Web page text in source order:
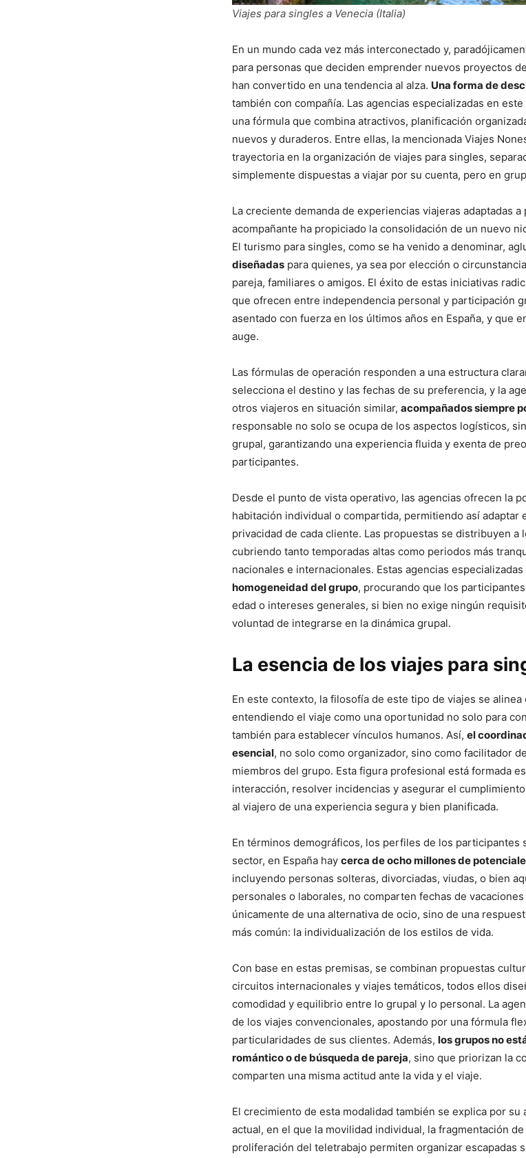
Viajes para singles a Venecia (Italia)
En un mundo cada vez más interconectado y,
para personas que deciden emprender nuevos proyectos
han convertido en una tendencia al alza. Una forma de
también con compañía. Las agencias especializadas en
una fórmula que combina atractivos, planificación
nuevos y duraderos. Entre ellas, la mencionada Viajes
trayectoria en la organización de viajes para singles,
simplemente dispuestas a viajar por su cuenta, pero en
La creciente demanda de experiencias viajeras adaptadas
acompañante ha propiciado la consolidación de un nuevo
El turismo para singles, como se ha venido a denominar,
diseñadas para quienes, ya sea por elección o
pareja, familiares o amigos. El éxito de estas iniciativas
que ofrecen entre independencia personal y participación
asentado con fuerza en los últimos años en España, y que
auge.
Las fórmulas de operación responden a una estructura
selecciona el destino y las fechas de su preferencia, y la
otros viajeros en situación similar, acompañados siempre
responsable no solo se ocupa de los aspectos logísticos,
grupal, garantizando una experiencia fluida y exenta de
participantes.
Desde el punto de vista operativo, las agencias ofrecen la
habitación individual o compartida, permitiendo así adaptar
privacidad de cada cliente. Las propuestas se distribuyen a
cubriendo tanto temporadas altas como periodos más
nacionales e internacionales. Estas agencias
homogeneidad del grupo, procurando que los
edad o intereses generales, si bien no exige ningún
voluntad de integrarse en la dinámica grupal.
La esencia de los viajes para
En este contexto, la filosofía de este tipo de viajes se
entendiendo el viaje como una oportunidad no solo para
también para establecer vínculos humanos. Así, el
esencial, no solo como organizador, sino como facilitador
miembros del grupo. Esta figura profesional está formada
interacción, resolver incidencias y asegurar el
al viajero de una experiencia segura y bien planificada.
En términos demográficos, los perfiles de los participantes
sector, en España hay cerca de ocho millones de
incluyendo personas solteras, divorciadas, viudas, o bien
personales o laborales, no comparten fechas de
únicamente de una alternativa de ocio, sino de una
más común: la individualización de los estilos de vida.
Con base en estas premisas, se combinan propuestas
circuitos internacionales y viajes temáticos, todos ellos
comodidad y equilibrio entre lo grupal y lo personal. La
de los viajes convencionales, apostando por una fórmula
particularidades de sus clientes. Además, los grupos no
romántico o de búsqueda de pareja, sino que priorizan la
comparten una misma actitud ante la vida y el viaje.
El crecimiento de esta modalidad también se explica por su
actual, en el que la movilidad individual, la fragmentación
proliferación del teletrabajo permiten organizar escapadas